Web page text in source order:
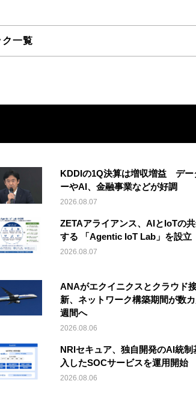
一覧
KDDIの1Q決算は増収増益 デー
ーやAI、金融事業などが好調
2026.08.07
ZETAアライアンス、AIとIoTの
する 「Agentic IoT Lab」を設立
2026.08.07
ANAがエクイニクスとクラウド
新、ネットワーク構築期間が数
週間へ
2026.08.06
NRIセキュア、独自開発のAI統制
入したSOCサービスを運用開始
2026.08.06